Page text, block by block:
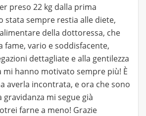
preso 22 kg dalla prima
stata sempre restia alle diete,
della dottoressa, che
fame, vario e soddisfacente,
dettagliate e alla gentilezza
mi hanno motivato sempre più! È
averla incontrata, e ora che sono
gravidanza mi segue già
farne a meno! Grazie